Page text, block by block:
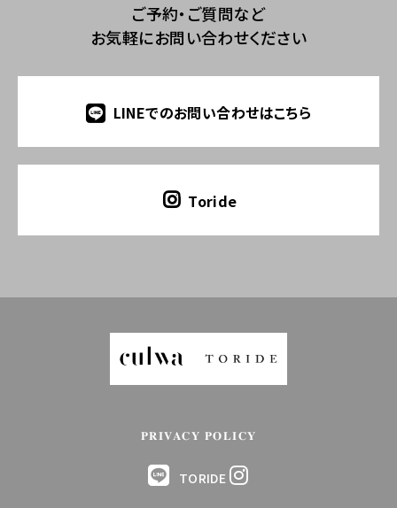
ご予約・ご質問など
お気軽にお問い合わせください
LINEでのお問い合わせはこちら
Toride
PRIVACY POLICY
TORIDE